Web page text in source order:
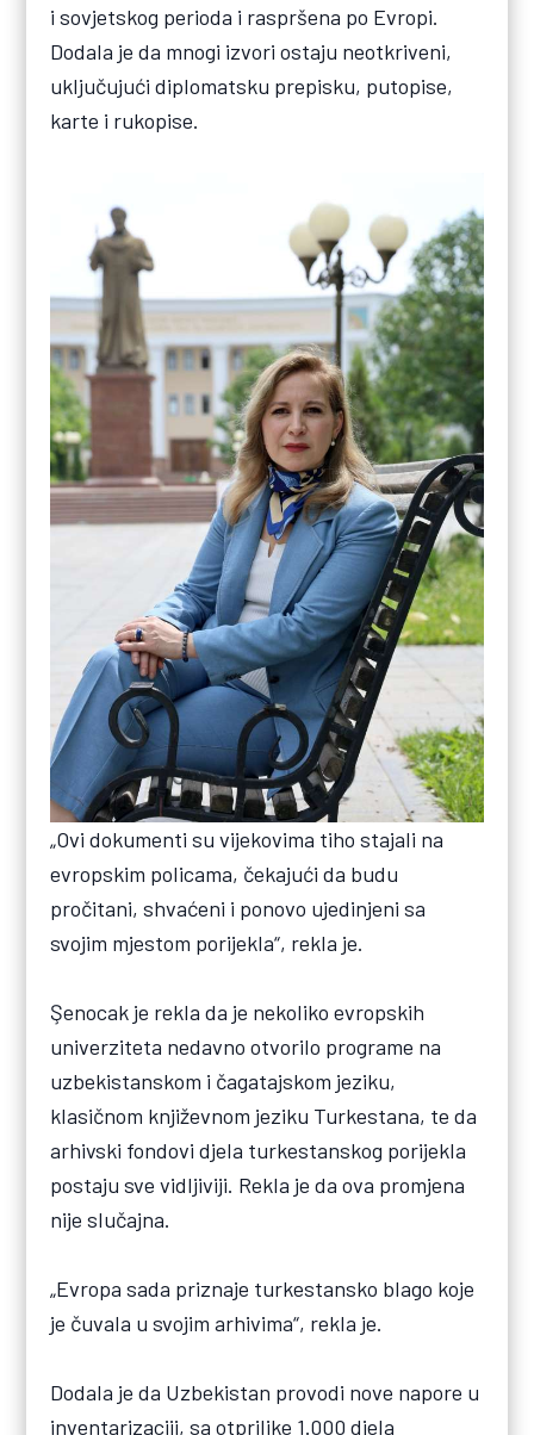
i sovjetskog perioda i raspršena po Evropi.
Dodala je da mnogi izvori ostaju neotkriveni,
uključujući diplomatsku prepisku, putopise,
karte i rukopise.
„Ovi dokumenti su vijekovima tiho stajali na
evropskim policama, čekajući da budu
pročitani, shvaćeni i ponovo ujedinjeni sa
svojim mjestom porijekla“, rekla je.
Şenocak je rekla da je nekoliko evropskih
univerziteta nedavno otvorilo programe na
uzbekistanskom i čagatajskom jeziku,
klasičnom književnom jeziku Turkestana, te da
arhivski fondovi djela turkestanskog porijekla
postaju sve vidljiviji. Rekla je da ova promjena
nije slučajna.
„Evropa sada priznaje turkestansko blago koje
je čuvala u svojim arhivima“, rekla je.
Dodala je da Uzbekistan provodi nove napore u
inventarizaciji, sa otprilike 1.000 djela